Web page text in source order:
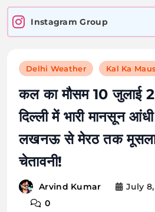
Instagram Group
Delhi Weather Kal Ka
कल का मौसम 10 जुलाई
दिल्ली में भारी मानसून
लखनऊ से मेरठ तक
चेतावनी!
Arvind Kumar July
0